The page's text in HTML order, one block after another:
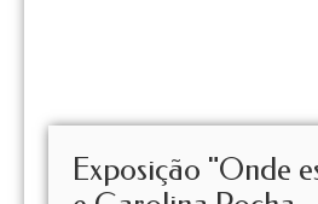
Exposição "Onde